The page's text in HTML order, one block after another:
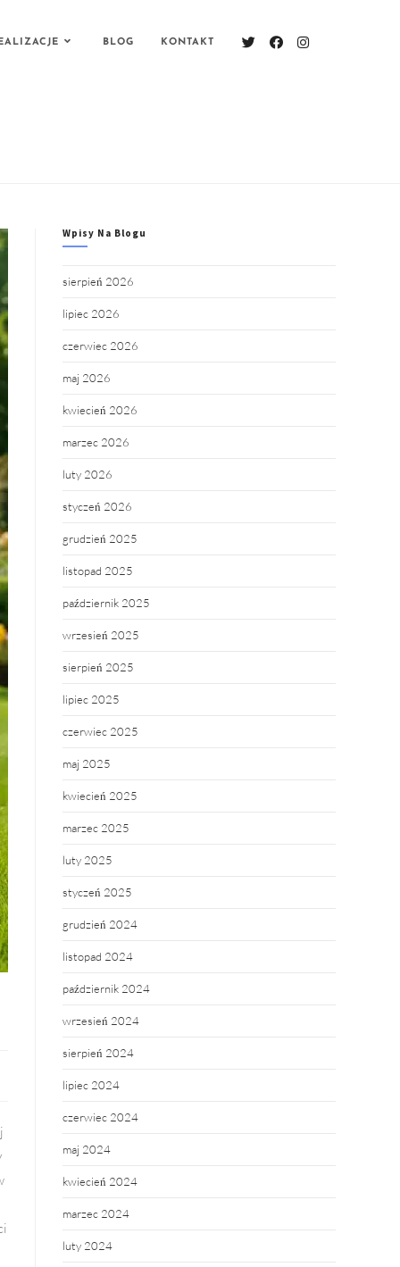
BLOG KONTAKT
Wpisy Na Blogu
sierpień 2026
lipiec 2026
czerwiec 2026
maj 2026
kwiecień 2026
marzec 2026
luty 2026
styczeń 2026
grudzień 2025
listopad 2025
październik 2025
wrzesień 2025
sierpień 2025
lipiec 2025
czerwiec 2025
maj 2025
kwiecień 2025
marzec 2025
luty 2025
styczeń 2025
grudzień 2024
listopad 2024
październik 2024
wrzesień 2024
sierpień 2024
lipiec 2024
czerwiec 2024
maj 2024
kwiecień 2024
marzec 2024
luty 2024